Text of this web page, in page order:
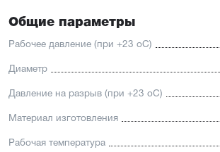
Общие параметры
Рабочее давление (при +23 oС)
Диаметр
Давление на разрыв (при +23 oС)
Материал изготовления
Рабочая температура